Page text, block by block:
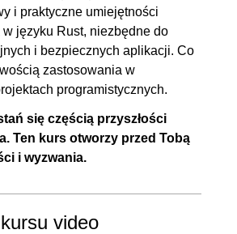
i praktyczne umiejętności
języku Rust, niezbędne do
i bezpiecznych aplikacji. Co
zastosowania w
programistycznych.
się częścią przyszłości
Ten kurs otworzy przed Tobą
i wyzwania.
video